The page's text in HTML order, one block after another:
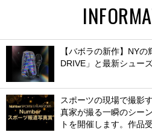
【バボラの新作】NY
DRIVE」と最新シュー
スポーツの現場で撮影
真家が撮る一瞬のシー
トを開催します。作品